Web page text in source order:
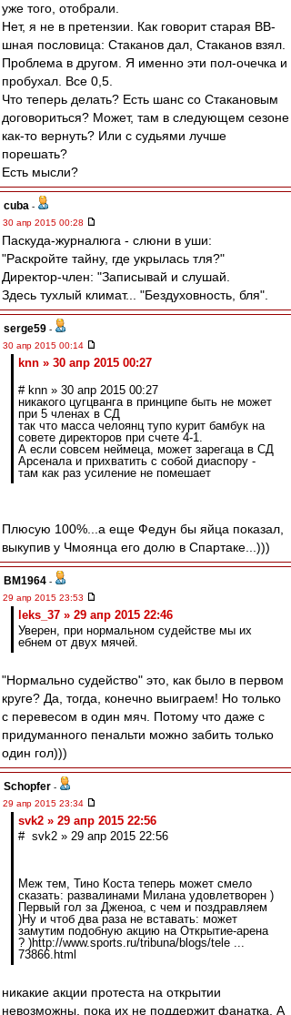
уже того, отобрали.
Нет, я не в претензии. Как говорит старая ВВ-
шная пословица: Стаканов дал, Стаканов взял.
Проблема в другом. Я именно эти пол-очечка и
пробухал. Все 0,5.
Что теперь делать? Есть шанс со Стакановым
договориться? Может, там в следующем сезоне
как-то вернуть? Или с судьями лучше
порешать?
Есть мысли?
cuba -
30 апр 2015 00:28
Паскуда-журналюга - слюни в уши:
"Раскройте тайну, где укрылась тля?"
Директор-член: "Записывай и слушай.
Здесь тухлый климат... "Бездуховность, бля".
serge59 -
30 апр 2015 00:14
knn » 30 апр 2015 00:27
# knn » 30 апр 2015 00:27
никакого цугцванга в принципе быть не может
при 5 членах в СД
так что масса челоянц тупо курит бамбук на
совете директоров при счете 4-1.
А если совсем неймеца, может зарегаца в СД
Арсенала и прихватить с собой диаспору -
там как раз усиление не помешает
Плюсую 100%...а еще Федун бы яйца показал,
выкупив у Чмоянца его долю в Спартаке...)))
BM1964 -
29 апр 2015 23:53
leks_37 » 29 апр 2015 22:46
Уверен, при нормальном судействе мы их
ебнем от двух мячей.
"Нормально судейство" это, как было в первом
круге? Да, тогда, конечно выиграем! Но только
с перевесом в один мяч. Потому что даже с
придуманного пенальти можно забить только
один гол)))
Schopfer -
29 апр 2015 23:34
svk2 » 29 апр 2015 22:56
# svk2 » 29 апр 2015 22:56
Меж тем, Тино Коста теперь может смело
сказать: развалинами Милана удовлетворен )
Первый гол за Дженоа, с чем и поздравляем
)Ну и чтоб два раза не вставать: может
замутим подобную акцию на Открытие-арена
? )http://www.sports.ru/tribuna/blogs/tele ...
73866.html
никакие акции протеста на открытии
невозможны, пока их не поддержит фанатка. А